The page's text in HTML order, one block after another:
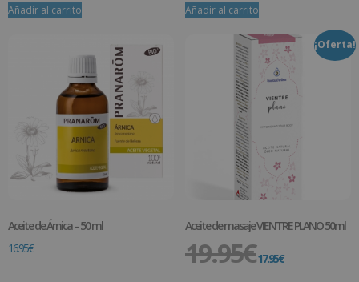
Añadir al carrito Añadir al carrito
Aceite de Árnica – 50 ml
16.95€
¡Oferta!
Aceite de masaje VIENTRE PLANO 50ml
19.95€17.95€